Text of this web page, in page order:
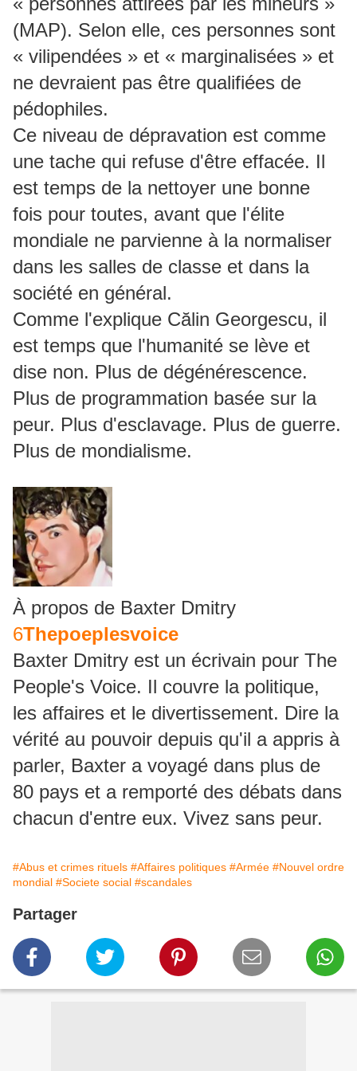
(MAP). Selon elle, ces personnes sont
« vilipendées » et « marginalisées » et
ne devraient pas être qualifiées de
pédophiles.
Ce niveau de dépravation est comme
une tache qui refuse d'être effacée. Il
est temps de la nettoyer une bonne
fois pour toutes, avant que l'élite
mondiale ne parvienne à la normaliser
dans les salles de classe et dans la
société en général.
Comme l'explique Călin Georgescu, il
est temps que l'humanité se lève et
dise non. Plus de dégénérescence.
Plus de programmation basée sur la
peur. Plus d'esclavage. Plus de guerre.
Plus de mondialisme.
À propos de Baxter Dmitry
6Thepoeplesvoice
Baxter Dmitry est un écrivain pour The
People's Voice. Il couvre la politique,
les affaires et le divertissement. Dire la
vérité au pouvoir depuis qu'il a appris à
parler, Baxter a voyagé dans plus de
80 pays et a remporté des débats dans
chacun d'entre eux. Vivez sans peur.
#Abus et crimes rituels #Affaires politiques #Armée #Nouvel ordre
mondial #Societe social #scandales
Partager